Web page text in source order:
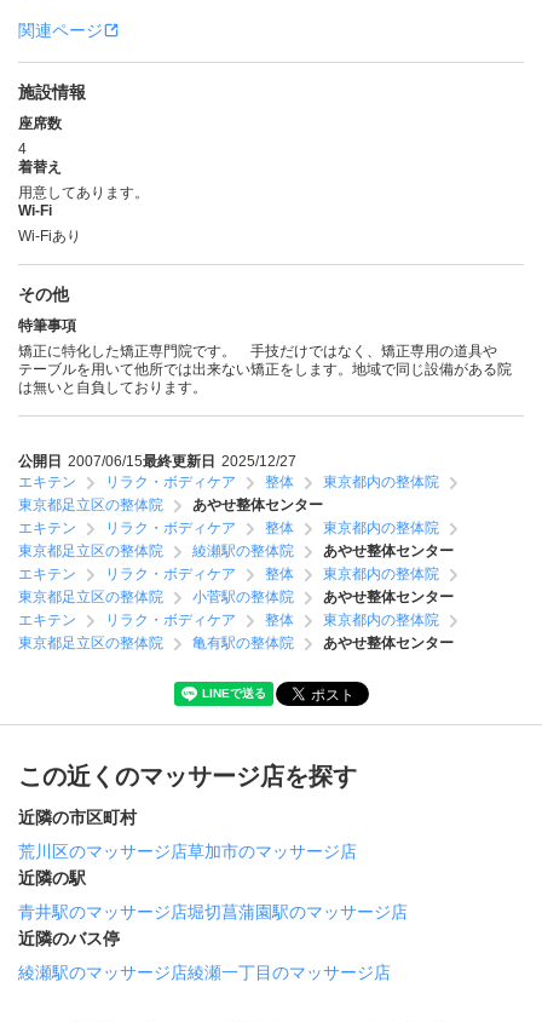
関連ページ
施設情報
座席数
4
着替え
用意してあります。
Wi-Fi
Wi-Fiあり
その他
特筆事項
矯正に特化した矯正専門院です。 手技だけではなく、矯正専用の道具や
テーブルを用いて他所では出来ない矯正をします。地域で同じ設備がある院
は無いと自負しております。
公開日 2007/06/15最終更新日 2025/12/27
エキテン
リラク・ボディケア 整体
東京都内の整体院
東京都足立区の整体院
あやせ整体センター
エキテン
リラク・ボディケア 整体
東京都内の整体院
東京都足立区の整体院
綾瀬駅の整体院
あやせ整体センター
エキテン
リラク・ボディケア 整体
東京都内の整体院
東京都足立区の整体院
小菅駅の整体院
あやせ整体センター
エキテン
リラク・ボディケア 整体
東京都内の整体院
東京都足立区の整体院
亀有駅の整体院 あやせ整体センター
この近くのマッサージ店を探す
近隣の市区町村
荒川区のマッサージ店草加市のマッサージ店
近隣の駅
青井駅のマッサージ店堀切菖蒲園駅のマッサージ店
近隣のバス停
綾瀬駅のマッサージ店綾瀬一丁目のマッサージ店